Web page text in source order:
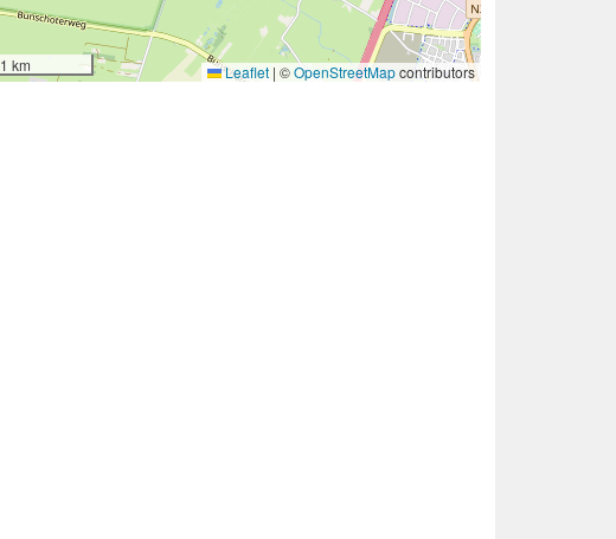
1 km Leaflet | ©OpenStreetMapcontributors